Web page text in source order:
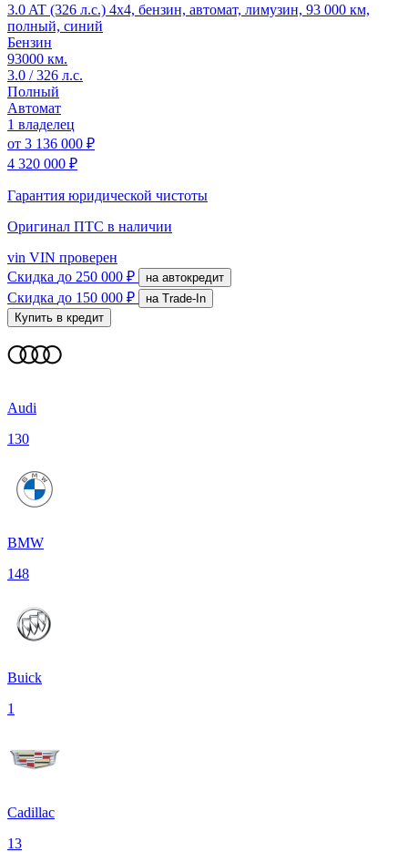
3.0 AT (326 л.с.) 4x4, бензин, автомат, лимузин, 93 000 км,
полный, синий
Бензин
93000 км.
3.0 / 326 л.с.
Полный
Автомат
1 владелец
от 3 136 000 ₽
4 320 000 ₽
Гарантия юридической чистоты
Оригинал ПТС в наличии
vin VIN проверен
Скидка до 250 000 ₽ на автокредит
Скидка до 150 000 ₽
на Trade-In
Купить в кредит
Audi
130
BMW
148
Buick
1
Cadillac
13